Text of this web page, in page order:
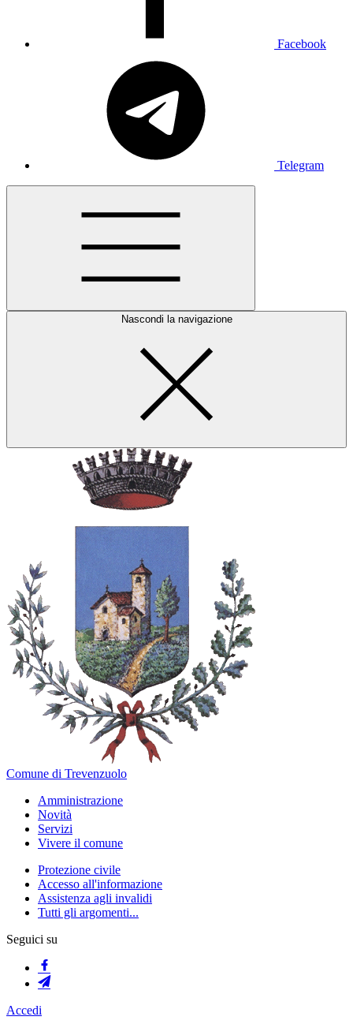
Facebook
Telegram
Nascondi la navigazione
Comune di Trevenzuolo
Amministrazione
Novità
Servizi
Vivere il comune
Protezione civile
Accesso all'informazione
Assistenza agli invalidi
Tutti gli argomenti...
Seguici su
Accedi